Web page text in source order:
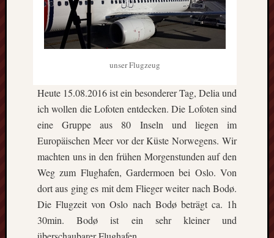
unser Flugzeug
Heute 15.08.2016 ist ein besonderer Tag, Delia und
ich wollen die Lofoten entdecken. Die Lofoten sind
eine Gruppe aus 80 Inseln und liegen im
Europäischen Meer vor der Küste Norwegens. Wir
machten uns in den frühen Morgenstunden auf den
Weg zum Flughafen, Gardermoen bei Oslo. Von
dort aus ging es mit dem Flieger weiter nach Bodø.
Die Flugzeit von Oslo nach Bodø beträgt ca. 1h
30min. Bodø ist ein sehr kleiner und